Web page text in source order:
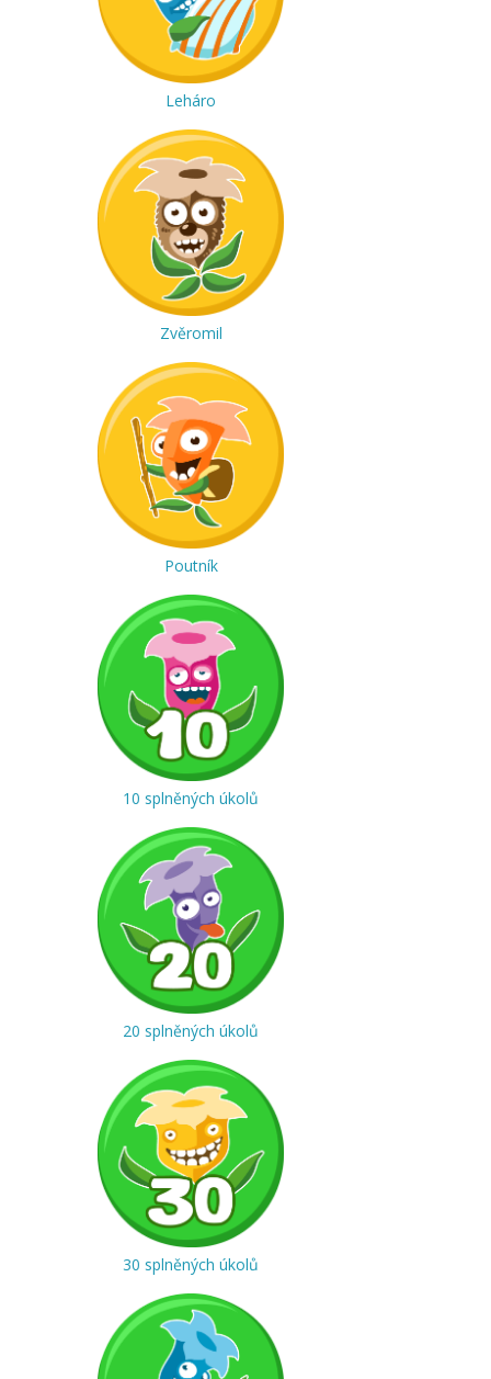
Leháro
Zvěromil
Poutník
10 splněných úkolů
20 splněných úkolů
30 splněných úkolů